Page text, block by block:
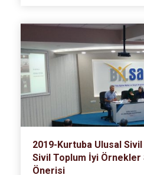
2019-Kurtuba Ulusal
Sivil Toplum İyi
Önerisi